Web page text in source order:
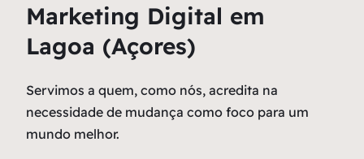
Marketing Digital em
Lagoa (Açores)
Servimos a quem, como nós, acredita na
necessidade de mudança como foco para um
mundo melhor.